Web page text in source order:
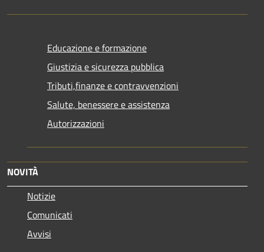
Educazione e formazione
Giustizia e sicurezza pubblica
Tributi,finanze e contravvenzioni
Salute, benessere e assistenza
Autorizzazioni
NOVITÀ
Notizie
Comunicati
Avvisi